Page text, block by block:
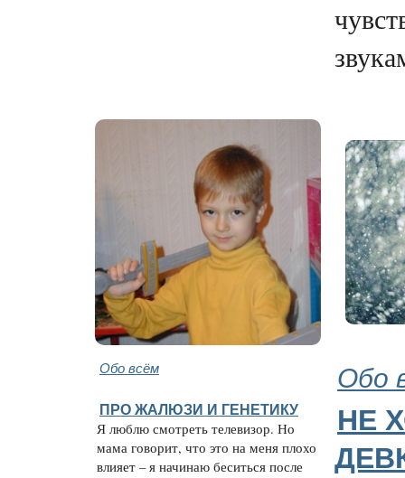
Обо всём Обо
ПРО ЖАЛЮЗИ И ГЕНЕТИКУ
Я люблю смотреть телевизор. Но
мама говорит, что это на меня плохо
влияет – я начинаю беситься после
НЕ